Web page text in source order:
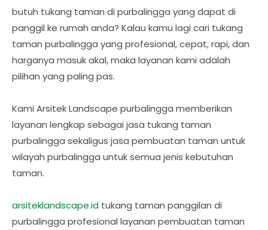
butuh tukang taman di purbalingga yang dapat di
panggil ke rumah anda? Kalau kamu lagi cari tukang
taman purbalingga yang profesional, cepat, rapi, dan
harganya masuk akal, maka layanan kami adalah
pilihan yang paling pas.
Kami Arsitek Landscape purbalingga memberikan
layanan lengkap sebagai jasa tukang taman
purbalingga sekaligus jasa pembuatan taman untuk
wilayah purbalingga untuk semua jenis kebutuhan
taman.
arsiteklandscape.id tukang taman panggilan di
purbalingga profesional layanan pembuatan taman